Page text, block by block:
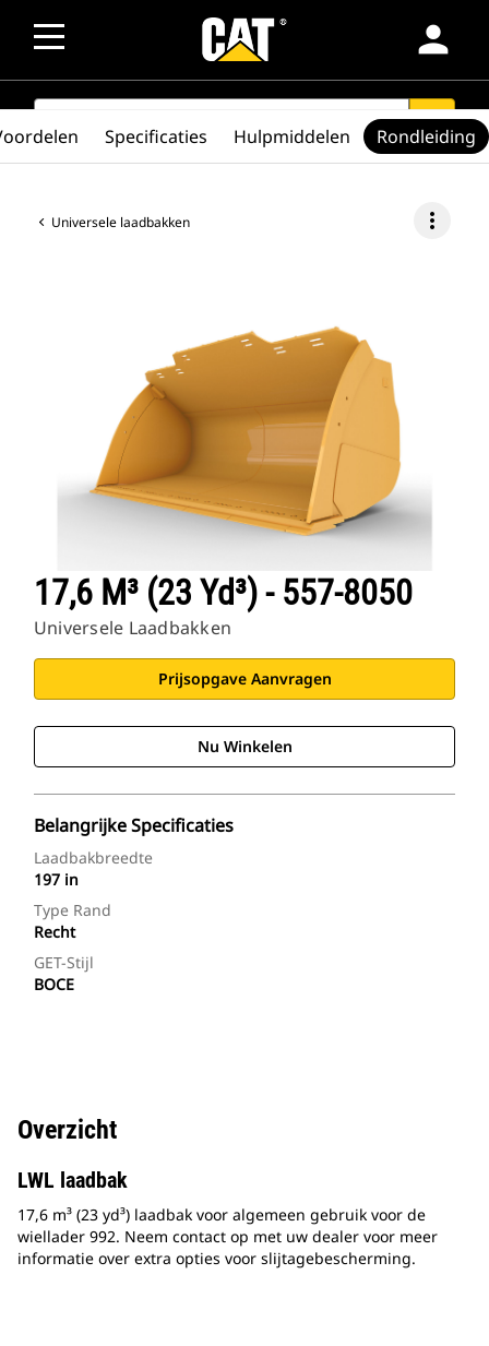
person
SEARCH search
Universele laadbakken more_vert
17,6 M³ (23 Yd³) - 557-8050
Universele Laadbakken
Prijsopgave Aanvragen
Nu Winkelen
Belangrijke Specificaties
Laadbakbreedte
197 in
Type Rand
Recht
GET-Stijl
BOCE
Specificaties Hulpmiddelen Rondleiding
Overzicht
LWL laadbak
17,6 m³ (23 yd³) laadbak voor algemeen gebruik voor de
wiellader 992. Neem contact op met uw dealer voor meer
informatie over extra opties voor slijtagebescherming.